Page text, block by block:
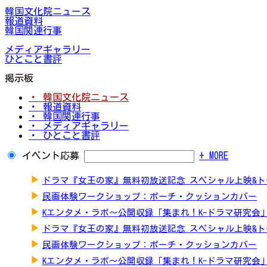
韓国文化院ニュース
報道資料
韓国関連行事
メディアギャラリー
ひとこと書評
掲示板
・ 韓国文化院ニュース
・ 報道資料
・ 韓国関連行事
・ メディアギャラリー
・ ひとこと書評
イベント応募 + MORE
▶ ドラマ『女王の家』無料初放送記念 スペシャル上映&
▶ 民画体験ワークショップ：ポーチ・クッションカバー
▶ Kエンタメ・ラボ～公開収録「集まれ！K-ドラマ研究会」
▶ ドラマ『女王の家』無料初放送記念 スペシャル上映&
▶ 民画体験ワークショップ：ポーチ・クッションカバー
▶ Kエンタメ・ラボ～公開収録「集まれ！K-ドラマ研究会」